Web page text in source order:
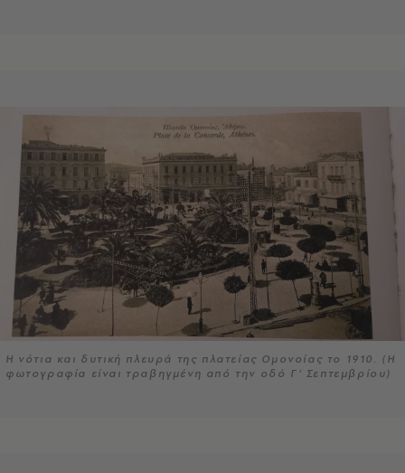
Η νότια και δυτική πλευρά της πλατείας Ομονοίας το 1910. (Η
φωτογραφία είναι τραβηγμένη από την οδό Γ' Σεπτεμβρίου)